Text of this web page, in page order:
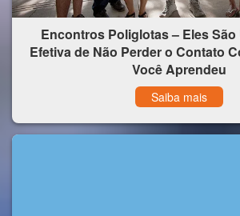
Encontros Poliglotas – Eles São
Efetiva de Não Perder o Contato
Você Aprendeu
Saiba mais